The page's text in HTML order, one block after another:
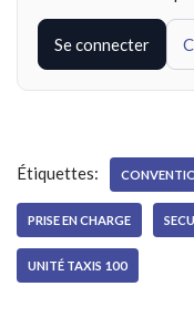
Se connecter
Étiquettes:
PRISE EN CHARGE
UNITÉ TAXIS 100